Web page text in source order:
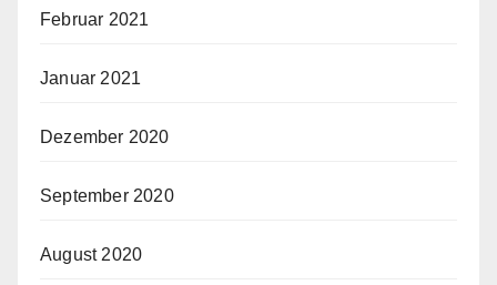
Februar 2021
Januar 2021
Dezember 2020
September 2020
August 2020